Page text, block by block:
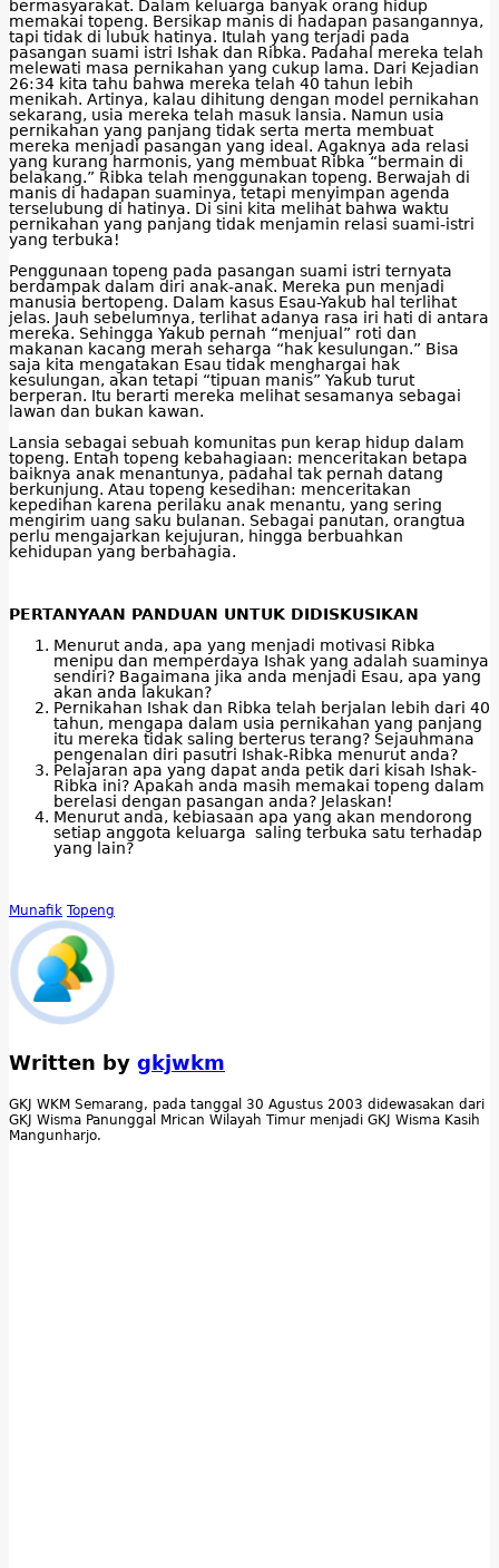
bermasyarakat. Dalam keluarga banyak orang hidup
memakai topeng. Bersikap manis di hadapan pasangannya,
tapi tidak di lubuk hatinya. Itulah yang terjadi pada
pasangan suami istri Ishak dan Ribka. Padahal mereka telah
melewati masa pernikahan yang cukup lama. Dari Kejadian
26:34 kita tahu bahwa mereka telah 40 tahun lebih
menikah. Artinya, kalau dihitung dengan model pernikahan
sekarang, usia mereka telah masuk lansia. Namun usia
pernikahan yang panjang tidak serta merta membuat
mereka menjadi pasangan yang ideal. Agaknya ada relasi
yang kurang harmonis, yang membuat Ribka “bermain di
belakang.” Ribka telah menggunakan topeng. Berwajah di
manis di hadapan suaminya, tetapi menyimpan agenda
terselubung di hatinya. Di sini kita melihat bahwa waktu
pernikahan yang panjang tidak menjamin relasi suami-istri
yang terbuka!
Penggunaan topeng pada pasangan suami istri ternyata
berdampak dalam diri anak-anak. Mereka pun menjadi
manusia bertopeng. Dalam kasus Esau-Yakub hal terlihat
jelas. Jauh sebelumnya, terlihat adanya rasa iri hati di antara
mereka. Sehingga Yakub pernah “menjual” roti dan
makanan kacang merah seharga “hak kesulungan.” Bisa
saja kita mengatakan Esau tidak menghargai hak
kesulungan, akan tetapi “tipuan manis” Yakub turut
berperan. Itu berarti mereka melihat sesamanya sebagai
lawan dan bukan kawan.
Lansia sebagai sebuah komunitas pun kerap hidup dalam
topeng. Entah topeng kebahagiaan: menceritakan betapa
baiknya anak menantunya, padahal tak pernah datang
berkunjung. Atau topeng kesedihan: menceritakan
kepedihan karena perilaku anak menantu, yang sering
mengirim uang saku bulanan. Sebagai panutan, orangtua
perlu mengajarkan kejujuran, hingga berbuahkan
kehidupan yang berbahagia.
PERTANYAAN PANDUAN UNTUK DIDISKUSIKAN
Menurut anda, apa yang menjadi motivasi Ribka
menipu dan memperdaya Ishak yang adalah suaminya
sendiri? Bagaimana jika anda menjadi Esau, apa yang
akan anda lakukan?
Pernikahan Ishak dan Ribka telah berjalan lebih dari 40
tahun, mengapa dalam usia pernikahan yang panjang
itu mereka tidak saling berterus terang? Sejauhmana
pengenalan diri pasutri Ishak-Ribka menurut anda?
Pelajaran apa yang dapat anda petik dari kisah Ishak-
Ribka ini? Apakah anda masih memakai topeng dalam
berelasi dengan pasangan anda? Jelaskan!
Menurut anda, kebiasaan apa yang akan mendorong
setiap anggota keluarga saling terbuka satu terhadap
yang lain?
Munafik Topeng
Written by gkjwkm
GKJ WKM Semarang, pada tanggal 30 Agustus 2003 didewasakan dari
GKJ Wisma Panunggal Mrican Wilayah Timur menjadi GKJ Wisma Kasih
Mangunharjo.